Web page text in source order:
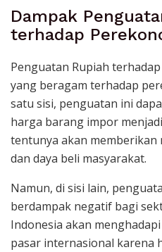
Dampak
terhadap
Penguatan Rupiah
yang beragam terhadap
satu sisi, penguatan ini
harga barang impor
tentunya akan
dan daya beli masyarakat.
Namun, di sisi lain,
berdampak negatif bagi
Indonesia akan
pasar internasional karena